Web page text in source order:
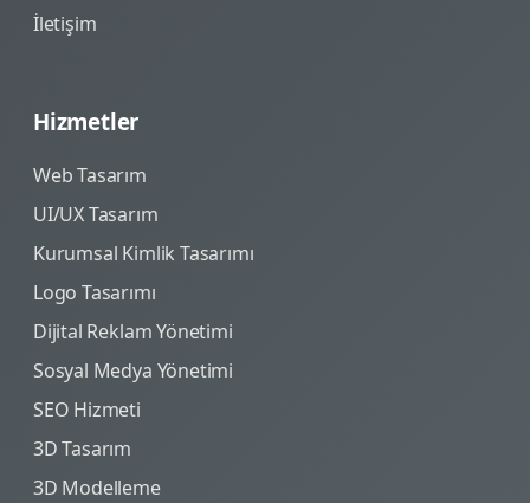
İletişim
Hizmetler
Web Tasarım
UI/UX Tasarım
Kurumsal Kimlik Tasarımı
Logo Tasarımı
Dijital Reklam Yönetimi
Sosyal Medya Yönetimi
SEO Hizmeti
3D Tasarım
3D Modelleme